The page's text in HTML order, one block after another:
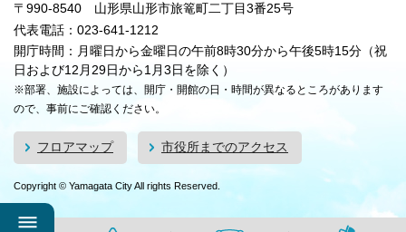
〒990-8540 山形県山形市旅篭町二丁目3番25号
代表電話：023-641-1212
開庁時間：月曜日から金曜日の午前8時30分から午後5時15分（祝
日および12月29日から1月3日を除く）
※部署、施設によっては、開庁・開館の日・時間が異なるところがあります
ので、事前にご確認ください。
フロアマップ 市役所までのアクセス
Copyright © Yamagata City All rights Reserved.